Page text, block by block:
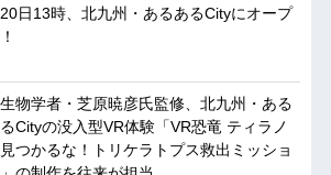
20日13時、北九州・あるあるCityにオープ
物学者・芝原暁彦氏監修、北九州・ある
Cityの没入型VR体験「VR恐竜 ティラノ
つかるな！トリケラトプス救出ミッショ